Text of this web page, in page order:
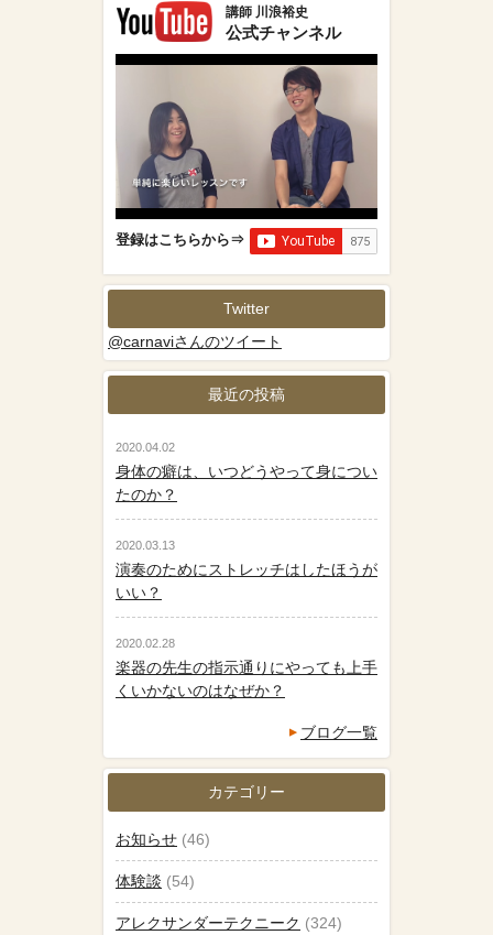
講師 川浪裕史
公式チャンネル
登録はこちらから⇒
Twitter
@carnaviさんのツイート
最近の投稿
2020.04.02
身体の癖は、いつどうやって身につい
たのか？
2020.03.13
演奏のためにストレッチはしたほうが
いい？
2020.02.28
楽器の先生の指示通りにやっても上手
くいかないのはなぜか？
ブログ一覧
カテゴリー
お知らせ (46)
体験談 (54)
アレクサンダーテクニーク (324)